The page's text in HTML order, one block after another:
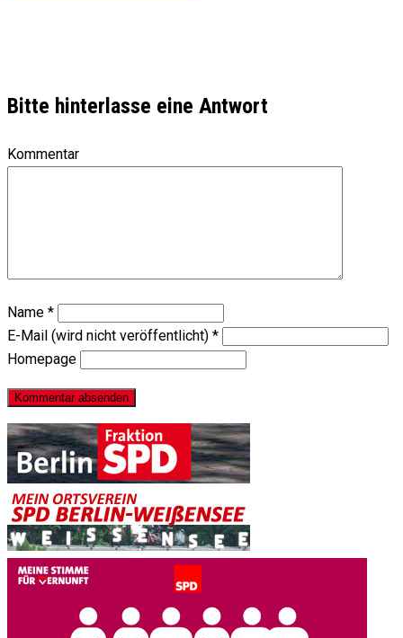
Bitte hinterlasse eine Antwort
Kommentar
Name *
E-Mail (wird nicht veröffentlicht) *
Homepage